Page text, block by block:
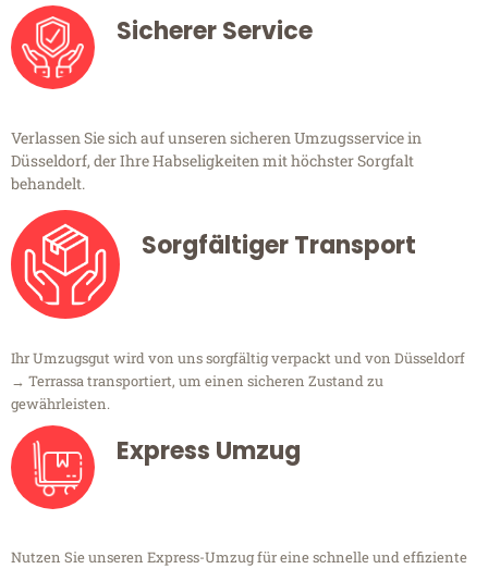
Sicherer Service
Verlassen Sie sich auf unseren sicheren Umzugsservice in
Düsseldorf, der Ihre Habseligkeiten mit höchster Sorgfalt
behandelt.
Sorgfältiger Transport
Ihr Umzugsgut wird von uns sorgfältig verpackt und von Düsseldorf
→ Terrassa transportiert, um einen sicheren Zustand zu
gewährleisten.
Express Umzug
Nutzen Sie unseren Express-Umzug für eine schnelle und effiziente